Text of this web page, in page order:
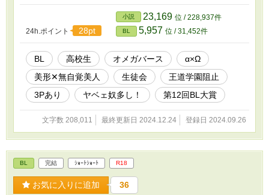
すぎて周りが白けきっている！どうなる展開!!いや、そんな展開さ
せないからな！ 王道学園にずっぽりオメガバースを突っ込んでみ
ました。固定ＣＰαα×Ω。３Ｐだったりじゃなかったり。脇ＣＰ
有。 ※この作品は題名違いでなろう様に投稿中です。
24h.ポイント 28pt
小説 23,169 位 / 228,937件
BL 5,957 位 / 31,452件
BL 高校生 オメガバース
α×Ω
美形✕無自覚美人
生徒会
王道学園阻止
3Pあり
ヤベェ奴多し！ 第12回BL大賞
文字数 208,011 最終更新日 2024.12.24 登録日 2024.09.26
BL 完結 ｼｮｰﾄｼｮｰﾄ R18
お気に入りに追加 36